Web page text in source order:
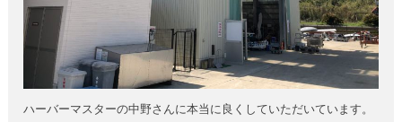
ハーバーマスターの中野さんに本当に良くしていただいています。